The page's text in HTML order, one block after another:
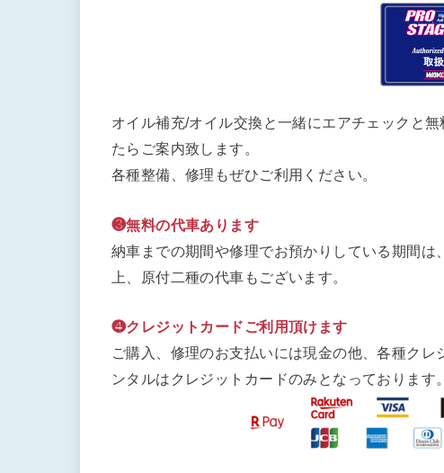
オイル補充/オイル交換と一緒にエアチェックと
たらご案内致します。
各種整備、修理もぜひご利用ください。
❸無料の代車あります
納車までの期間や修理でお預かりしている期間
上、原付二種の代車もございます。
❹クレジットカードご利用頂けます
ご購入、修理のお支払いには現金の他、各種ク
ンタルはクレジットカードのみとなっております